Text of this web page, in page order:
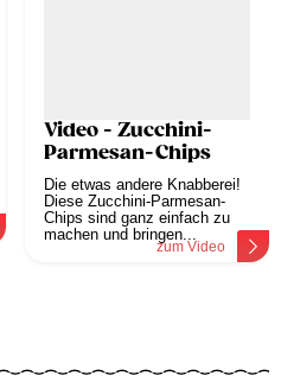
Video - Zucchini-
Parmesan-Chips
Die etwas andere Knabberei!
Diese Zucchini-Parmesan-
Chips sind ganz einfach zu
machen und bringen...
zum Video